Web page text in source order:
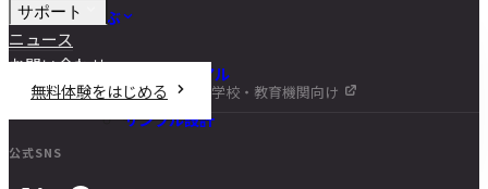
学ぶ
チュートリアル
DIY講座
サンプル設計
サポート
ニュース
お問い合わせ
無料体験をはじめる
学校・教育機関向け
公式SNS